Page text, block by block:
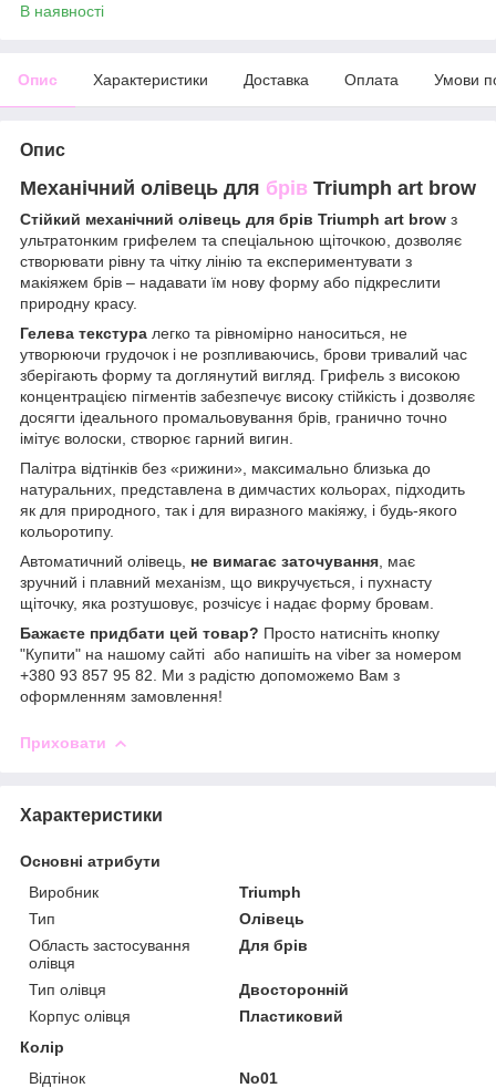
В наявності
Опис Характеристики Доставка Оплата Умови
Опис
Механічний олівець для брів Triumph art brow
Стійкий механічний олівець для брів Triumph art brow з
ультратонким грифелем та спеціальною щіточкою, дозволяє
створювати рівну та чітку лінію та експериментувати з
макіяжем брів – надавати їм нову форму або підкреслити
природну красу.
Гелева текстура легко та рівномірно наноситься, не
утворюючи грудочок і не розпливаючись, брови тривалий час
зберігають форму та доглянутий вигляд. Грифель з високою
концентрацією пігментів забезпечує високу стійкість і дозволяє
досягти ідеального промальовування брів, гранично точно
імітує волоски, створює гарний вигин.
Палітра відтінків без «рижини», максимально близька до
натуральних, представлена в димчастих кольорах, підходить
як для природного, так і для виразного макіяжу, і будь-якого
кольоротипу.
Автоматичний олівець, не вимагає заточування , має
зручний і плавний механізм, що викручується, і пухнасту
щіточку, яка розтушовує, розчісує і надає форму бровам.
Бажаєте придбати цей товар? Просто натисніть кнопку
"Купити" на нашому сайті або напишіть на viber за номером
+380 93 857 95 82. Ми з радістю допоможемо Вам з
оформленням замовлення!
Приховати
Характеристики
Основні атрибути
Виробник
Triumph
Тип
Олівець
Область застосування
олівця
Для брів
Тип олівця
Двосторонній
Корпус олівця
Пластиковий
Колір
Відтінок
No01